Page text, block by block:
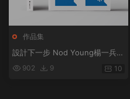
作品集
設計下一步 Nod Young楊一兵著
知名設計師藝術家Nod Young25
902 9 10